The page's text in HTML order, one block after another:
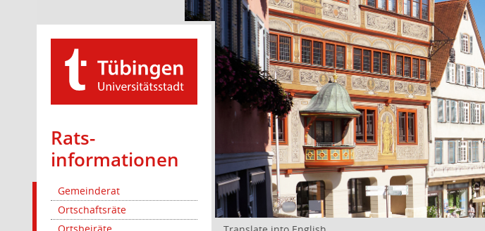
Rats­
informationen
Gemeinderat
Ortschaftsräte